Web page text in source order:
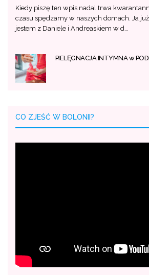
Kiedy piszę ten wpis nadal trwa
czasu spędzamy w naszych domach. Ja
jestem z Daniele i Andreaskiem w d…
PIELĘGNACJA INTYMNA w
CO ZJEŚĆ W BOLONII?